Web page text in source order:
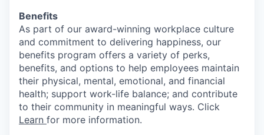
Benefits
As part of our award-winning workplace culture
and commitment to delivering happiness, our
benefits program offers a variety of perks,
benefits, and options to help employees maintain
their physical, mental, emotional, and financial
health; support work-life balance; and contribute
to their community in meaningful ways. Click
Learn for more information.